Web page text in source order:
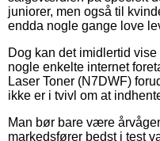
juniorer, men også til
endda nogle gange love
Dog kan det imidlertid
nogle enkelte internet
Laser Toner (N7DWF)
ikke er i tvivl om at
Man bør bare være
markedsfører bedst i test